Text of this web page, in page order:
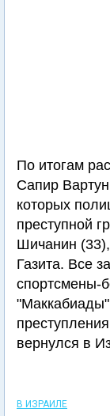
По итогам
Сапир
которых
преступной
Шичанин
Газита. Все
спортсмены-
вернулся в
В ИЗРАИЛЕ